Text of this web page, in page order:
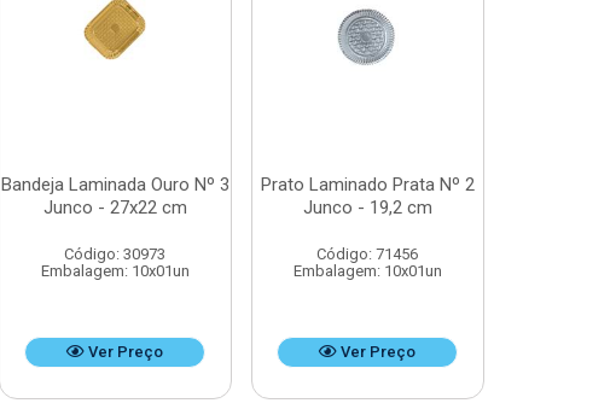
Bandeja Laminada Ouro Nº 3
Junco - 27x22 cm
Código: 30973
Embalagem: 10x01un
Ver Preço
Prato Laminado Prata Nº 2
Junco - 19,2 cm
Código: 71456
Embalagem: 10x01un
Ver Preço